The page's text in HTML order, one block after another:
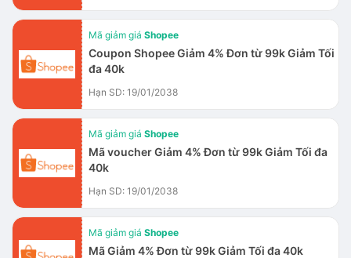
Mã giảm giá Shopee
Coupon Shopee Giảm 4% Đơn từ 99k Giảm Tối
đa 40k
Hạn SD: 19/01/2038
Mã giảm giá Shopee
Mã voucher Giảm 4% Đơn từ 99k Giảm Tối đa
40k
Hạn SD: 19/01/2038
Mã giảm giá Shopee
Mã Giảm 4% Đơn từ 99k Giảm Tối đa 40k